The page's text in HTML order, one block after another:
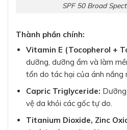
SPF 50 Broad
Thành phần chính:
Vitamin E (Tocopherol +
dưỡng, dưỡng ẩm và làm
tổn do tác hại của ánh nắng
Capric Triglyceride:
vệ da khỏi các gốc tự do.
Titanium Dioxide, Zinc